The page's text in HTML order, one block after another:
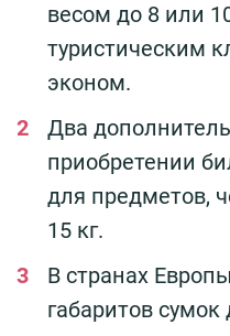
весом до 8 или
туристическим
эконом.
Два
приобретении
для предметов,
15 кг.
В странах
габаритов